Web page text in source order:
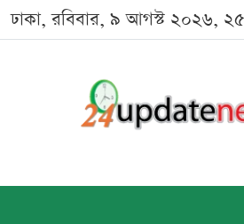
ঢাকা, রবিবার, ৯ আগস্ট ২০২৬,